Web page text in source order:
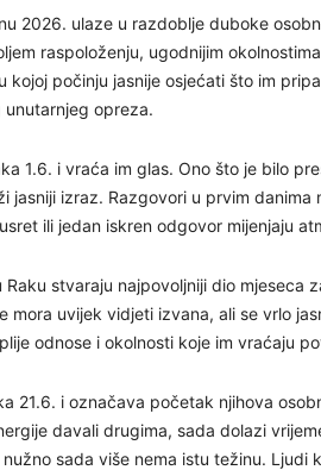
2026. ulaze u razdoblje duboke
raspoloženju, ugodnijim
kojoj počinju jasnije osjećati što im
opreza.
1.6. i vraća im glas. Ono što je bilo
jasniji izraz. Razgovori u prvim
ili jedan iskren odgovor mijenjaju
Raku stvaraju najpovoljniji dio mjeseca
mora uvijek vidjeti izvana, ali se vrlo
odnose i okolnosti koje im vraćaju
21.6. i označava početak njihova
davali drugima, sada dolazi
sada više nema istu težinu. Ljudi